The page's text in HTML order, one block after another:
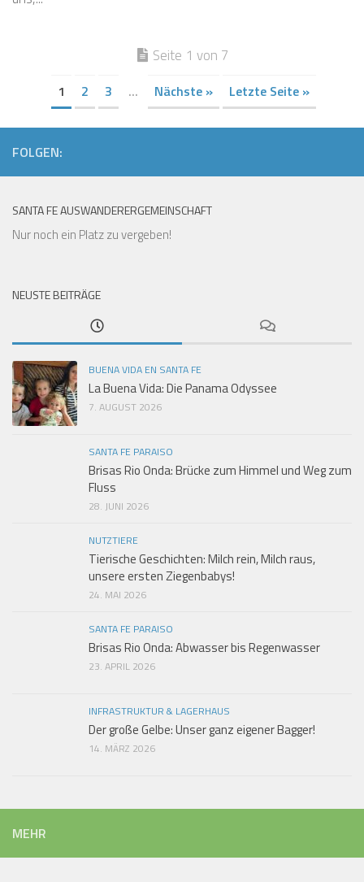
Seite 1 von 7
1 2 3 ... Nächste » Letzte Seite »
FOLGEN:
SANTA FE AUSWANDERERGEMEINSCHAFT
Nur noch ein Platz zu vergeben!
NEUSTE BEITRÄGE
BUENA VIDA EN SANTA FE
La Buena Vida: Die Panama Odyssee
7. AUGUST 2026
SANTA FE PARAISO
Brisas Rio Onda: Brücke zum Himmel und Weg zum
Fluss
28. JUNI 2026
NUTZTIERE
Tierische Geschichten: Milch rein, Milch raus,
unsere ersten Ziegenbabys!
24. MAI 2026
SANTA FE PARAISO
Brisas Rio Onda: Abwasser bis Regenwasser
23. APRIL 2026
INFRASTRUKTUR & LAGERHAUS
Der große Gelbe: Unser ganz eigener Bagger!
14. MÄRZ 2026
MEHR